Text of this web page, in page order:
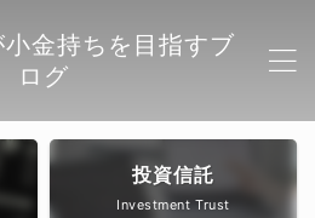
金持ちを目指すブ
ログ
投資信託
Investment Trust